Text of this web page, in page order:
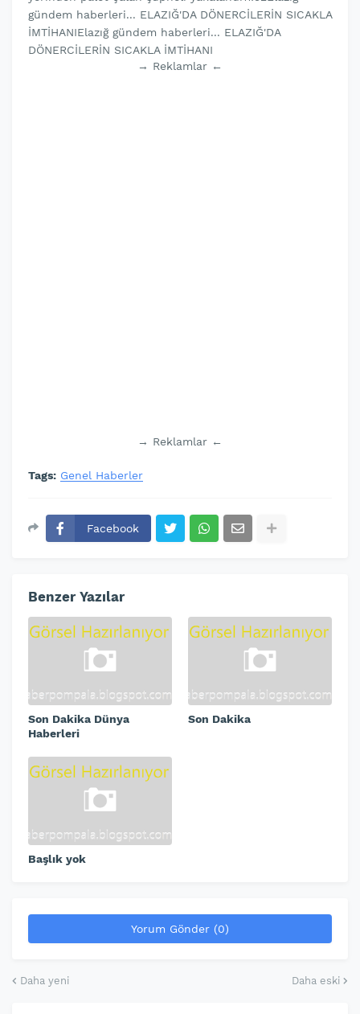
→ Reklamlar ←
→ Reklamlar ←
Tags: Genel Haberler
Facebook
Benzer Yazılar
Son Dakika Dünya
Haberleri
Son Dakika
Başlık yok
Yorum Gönder (0)
Daha yeni Daha eski